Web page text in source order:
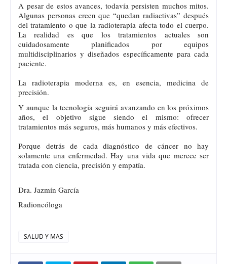
A pesar de estos avances, todavía persisten muchos mitos.
Algunas personas creen que “quedan radiactivas” después
del tratamiento o que la radioterapia afecta todo el cuerpo.
La realidad es que los tratamientos actuales son
cuidadosamente planificados por equipos
multidisciplinarios y diseñados específicamente para cada
paciente.
La radioterapia moderna es, en esencia, medicina de
precisión.
Y aunque la tecnología seguirá avanzando en los próximos
años, el objetivo sigue siendo el mismo: ofrecer
tratamientos más seguros, más humanos y más efectivos.
Porque detrás de cada diagnóstico de cáncer no hay
solamente una enfermedad. Hay una vida que merece ser
tratada con ciencia, precisión y empatía.
Dra. Jazmín García
Radioncóloga
SALUD Y MAS